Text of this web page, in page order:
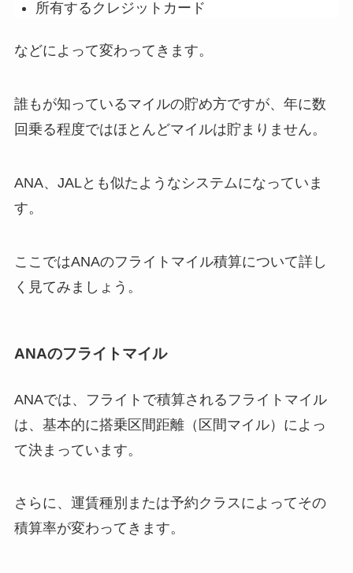
所有するクレジットカード
などによって変わってきます。
誰もが知っているマイルの貯め方ですが、 年に数
回乗る程度ではほとんどマイルは貯まりません。
ANA、JALとも似たようなシステムになっていま
す。
ここではANAのフライトマイル積算について詳し
く見てみましょう。
ANAのフライトマイル
ANAでは、フライトで積算されるフライトマイル
は、基本的に搭乗区間距離（区間マイル） によっ
て決まっています。
さらに、運賃種別または予約クラスによってその
積算率が変わってきます。